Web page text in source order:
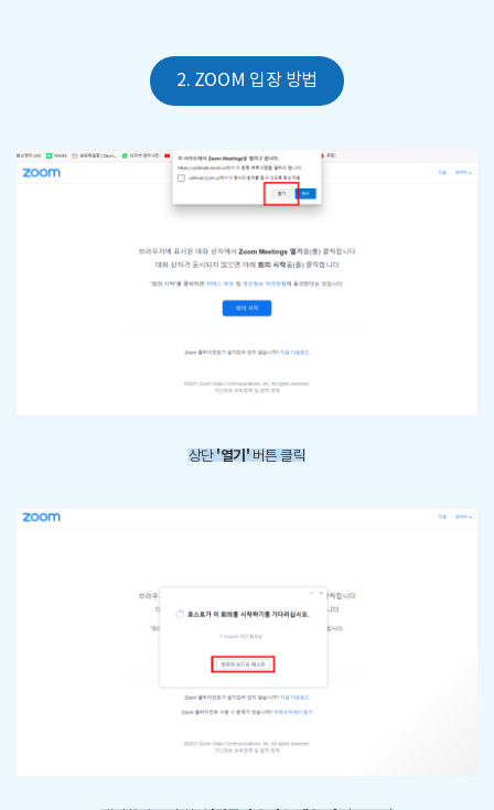
2. ZOOM 입장 방법
상단 '열기' 버튼 클릭